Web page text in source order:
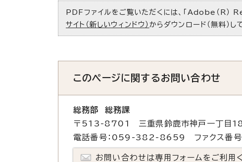
PDFファイルをご覧いただくには、「Adobe（R）
サイト（新しいウィンドウ） からダウンロード（無料）し
このページに関するお問い合わせ
総務部 総務課
〒513-8701 三重県鈴鹿市神戸一丁目
電話番号：059-382-8659 ファクス番
お問い合わせは専用フォームをご利用